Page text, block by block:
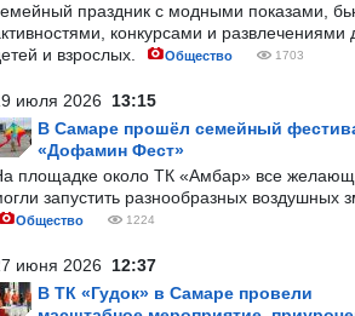
праздник с модными показами,
конкурсами и развлечениями
и взрослых.
Общество 1703
июля 2026 13:15
В Самаре прошёл семейный
«Дофамин Фест»
площадке около ТК «Амбар» все
запустить разнообразных воздушных
Общество 1224
июня 2026 12:37
В ТК «Гудок» в Самаре провели